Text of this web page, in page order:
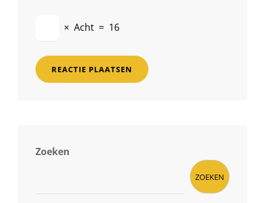
× Acht = 16
Zoeken
ZOEKEN